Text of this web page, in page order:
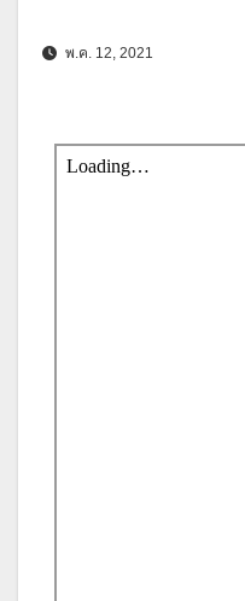
พ.ค. 12, 2021